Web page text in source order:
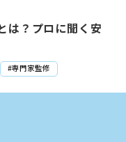
は？プロに聞く安
#専門家監修